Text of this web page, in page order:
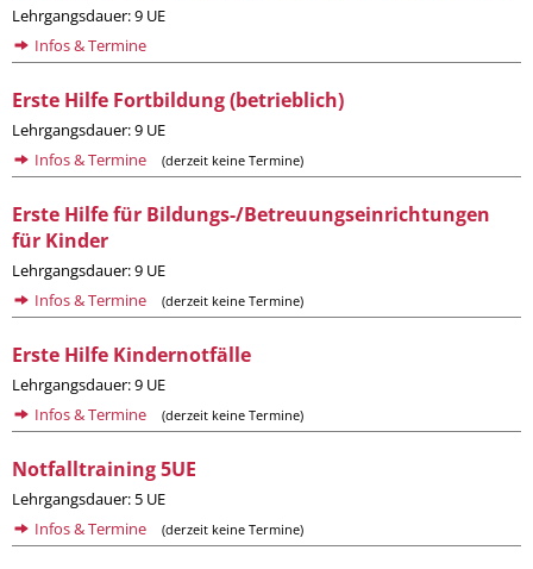
Lehrgangsdauer: 9 UE
Infos & Termine
Erste Hilfe Fortbildung (betrieblich)
Lehrgangsdauer: 9 UE
Infos & Termine
(derzeit keine Termine)
Erste Hilfe für Bildungs-/Betreuungseinrichtungen
für Kinder
Lehrgangsdauer: 9 UE
Infos & Termine
(derzeit keine Termine)
Erste Hilfe Kindernotfälle
Lehrgangsdauer: 9 UE
Infos & Termine
(derzeit keine Termine)
Notfalltraining 5UE
Lehrgangsdauer: 5 UE
Infos & Termine
(derzeit keine Termine)